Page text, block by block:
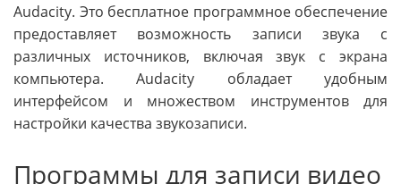
Audacity. Это бесплатное программное обеспечение
предоставляет возможность записи звука с
различных источников, включая звук с экрана
компьютера. Audacity обладает удобным
интерфейсом и множеством инструментов для
настройки качества звукозаписи.
Программы для записи видео